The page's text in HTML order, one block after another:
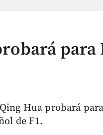
para
Hua probará
de F1.